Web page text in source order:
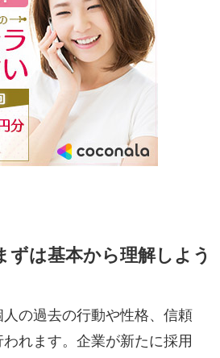
ずは基本から理解しよう
の過去の行動や性格、信頼
れます。企業が新たに採用